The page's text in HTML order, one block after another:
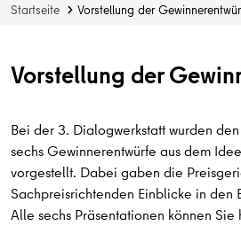
Startseite Vorstellung der
Vorstellung der
Bei der 3. Dialogwerkstatt wurden
sechs Gewinnerentwürfe aus dem
vorgestellt. Dabei gaben die
Sachpreisrichtenden Einblicke in den
Alle sechs Präsentationen können Sie